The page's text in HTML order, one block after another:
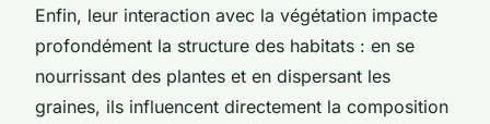
Enfin, leur interaction avec la végétation impacte
profondément la structure des habitats : en se
nourrissant des plantes et en dispersant les
graines, ils influencent directement la composition